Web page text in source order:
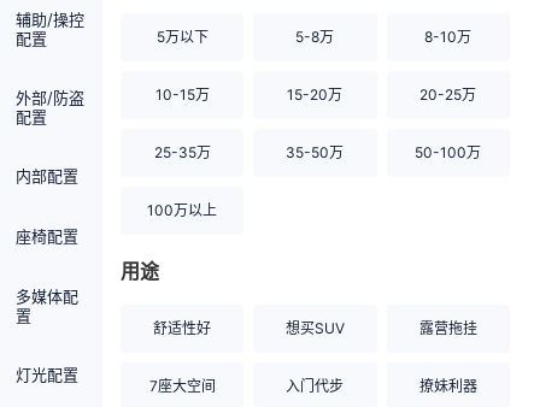
辅助/操控
配置
外部/防盗
配置
内部配置
座椅配置
多媒体配
置
灯光配置
5万以下 5-8万 8-10万
10-15万 15-20万 20-25万
25-35万 35-50万 50-100万
100万以上
用途
舒适性好 想买SUV 露营拖挂
7座大空间 入门代步 撩妹利器